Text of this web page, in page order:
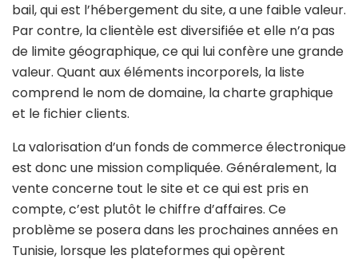
bail, qui est l’hébergement du site, a une faible valeur.
Par contre, la clientèle est diversifiée et elle n’a pas
de limite géographique, ce qui lui confère une grande
valeur. Quant aux éléments incorporels, la liste
comprend le nom de domaine, la charte graphique
et le fichier clients.
La valorisation d’un fonds de commerce électronique
est donc une mission compliquée. Généralement, la
vente concerne tout le site et ce qui est pris en
compte, c’est plutôt le chiffre d’affaires. Ce
problème se posera dans les prochaines années en
Tunisie, lorsque les plateformes qui opèrent